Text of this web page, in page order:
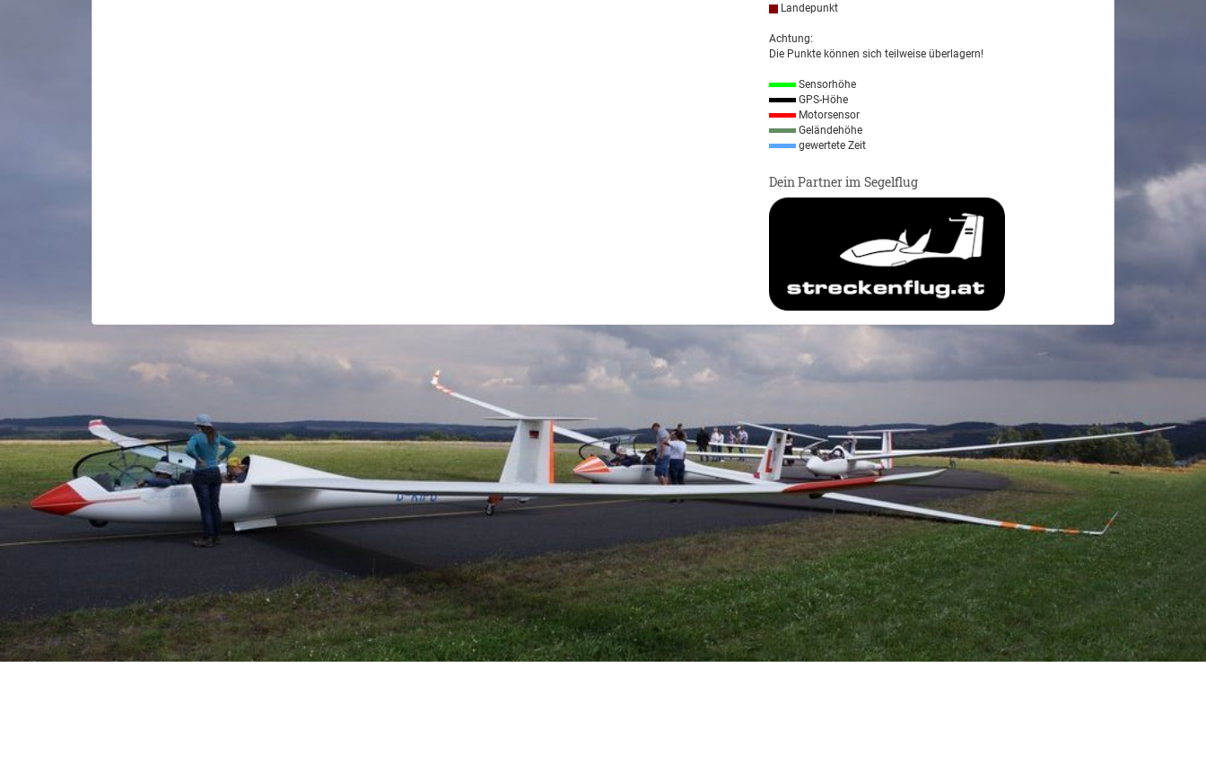
Landepunkt
Achtung:
Die Punkte können sich teilweise überlagern!
Sensorhöhe
GPS-Höhe
Motorsensor
Geländehöhe
gewertete Zeit
Dein Partner im Segelflug